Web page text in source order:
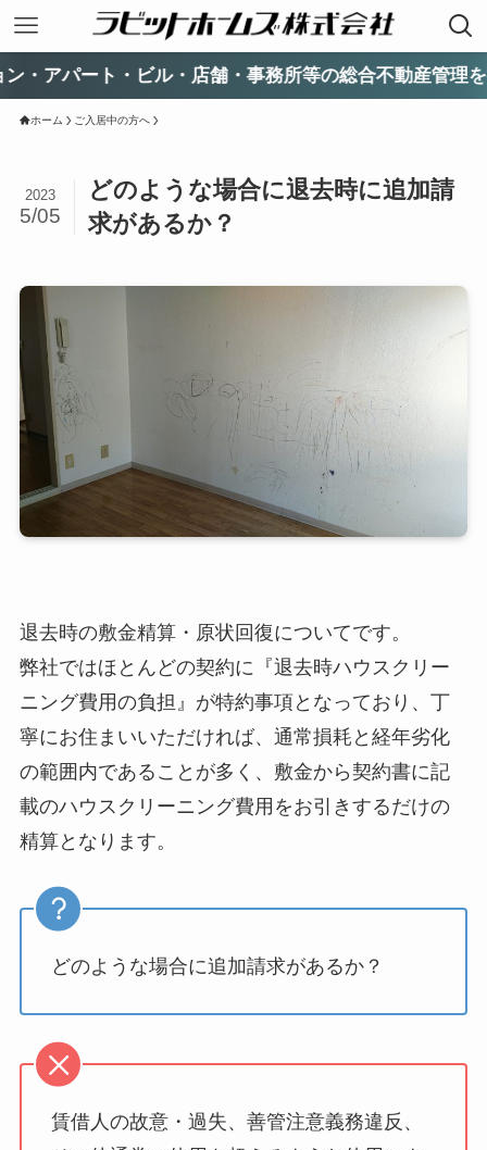
ート・ビル・店舗・事務所等の総合不動産管理を行っ
ホーム ご入居中の方へ
どのような場合に退去時に追加請
求があるか？
2023
5/05
退去時の敷金精算・原状回復についてです。
弊社ではほとんどの契約に『退去時ハウスクリー
ニング費用の負担』が特約事項となっており、丁
寧にお住まいいただければ、通常損耗と経年劣化
の範囲内であることが多く、敷金から契約書に記
載のハウスクリーニング費用をお引きするだけの
精算となります。
どのような場合に追加請求があるか？
賃借人の故意・過失、善管注意義務違反、